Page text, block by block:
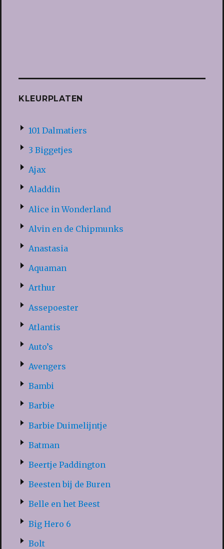
KLEURPLATEN
101 Dalmatiers
3 Biggetjes
Ajax
Aladdin
Alice in Wonderland
Alvin en de Chipmunks
Anastasia
Aquaman
Arthur
Assepoester
Atlantis
Auto’s
Avengers
Bambi
Barbie
Barbie Duimelijntje
Batman
Beertje Paddington
Beesten bij de Buren
Belle en het Beest
Big Hero 6
Bolt